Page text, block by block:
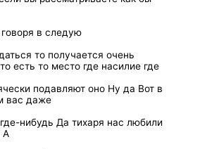
в следую
то получается очень
есть то место где насилие где
подавляют оно Ну да Вот в
вас даже
нибудь Да тихаря нас любили
А